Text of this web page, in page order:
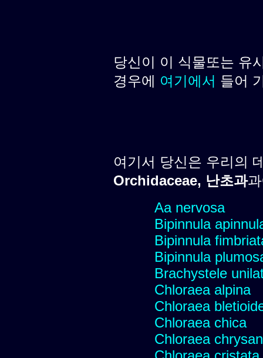
당신이 이 식물또는 유
경우에 여기에서 들어
여기서 당신은 우리의
Orchidaceae, 난초과
Aa nervosa
Bipinnula
Bipinnula
Bipinnula
Brachystele
Chloraea alpina
Chloraea
Chloraea chica
Chloraea